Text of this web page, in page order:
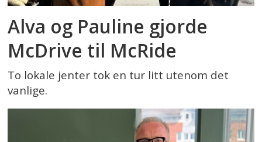
Alva og Pauline gjorde
McDrive til McRide
To lokale jenter tok en tur litt utenom det
vanlige.